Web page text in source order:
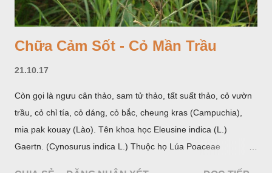
Chữa Cảm Sốt - Cỏ Mần Trầu
21.10.17
Còn gọi là ngưu cân thảo, sam tử thảo, tất suất thảo, cỏ vườn
trầu, cỏ chỉ tía, cỏ dáng, cỏ bắc, cheung kras (Campuchia),
mia pak kouay (Lào). Tên khoa học Eleusine indica (L.)
Gaertn. (Cynosurus indica L.) Thuộc họ Lúa Poaceae